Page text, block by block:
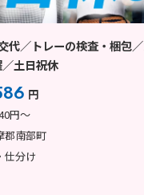
代／トレーの検査・梱包
土日祝休
円
円～
郡南部町
仕分け